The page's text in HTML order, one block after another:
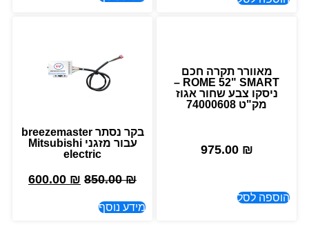
מאוורר תקרה חכם
ROME 52" SMART –
ניסקו צבע שחור אגוז
מק"ט 74000608
975.00 ₪
הוספה לסל
בקר נסתר breezemaster
עבור מזגני Mitsubishi
electric
850.00₪
600.00 ₪
מידע נוסף